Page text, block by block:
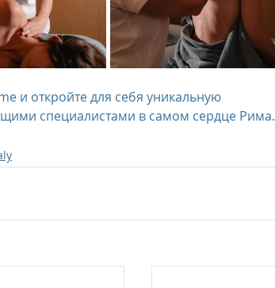
и откройте для себя уникальную
специалистами в самом сердце Рима.